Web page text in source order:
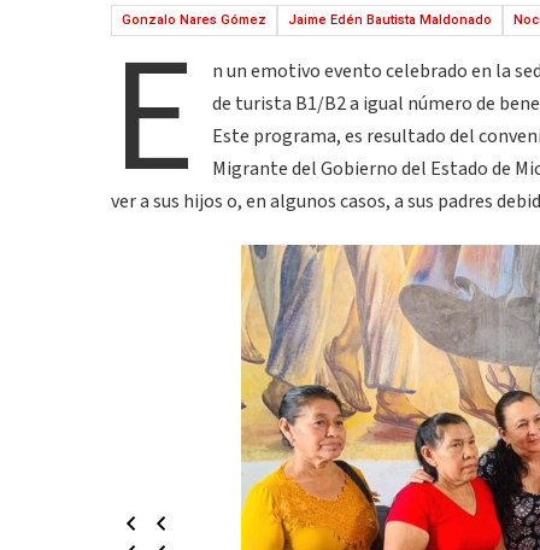
Gonzalo Nares Gómez Jaime Edén Bautista Maldonado
E
n un emotivo evento celebrado en la
de turista B1/B2 a igual número de
Este programa, es resultado del
Migrante del Gobierno del Estado de
ver a sus hijos o, en algunos casos, a sus padres